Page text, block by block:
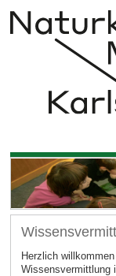
Herzlich
Wissensvermittlung